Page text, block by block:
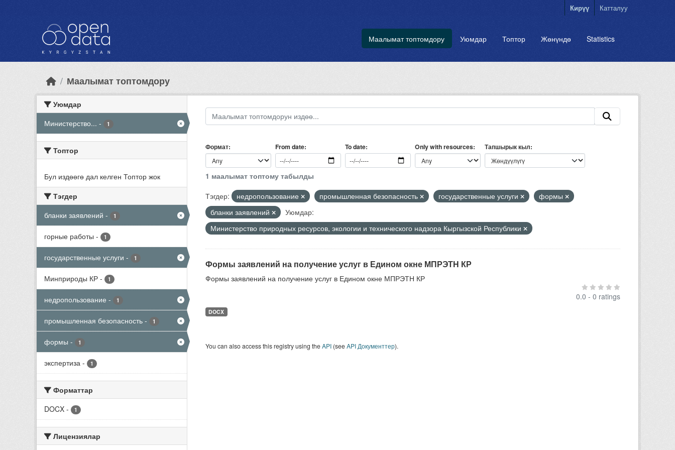
Кирүү Катталуу
Маалымат топтомдору Уюмдар Топтор Жөнүндө Statistics
Маалымат топтомдору
Уюмдар
Министерство... - 1
Топтор
Бул издөөгө дал келген Топтор жок
Тэгдер
бланки заявлений - 1
горные работы - 1
государственные услуги - 1
Минприроды КР - 1
недропользование - 1
промышленная безопасность - 1
формы - 1
экспертиза - 1
Форматтар
DOCX - 1
Лицензиялар
Формат From date To date Only with resources Тапшырык кыл
1 маалымат топтому табылды
Тэгдер:
недропользование промышленная безопасность государственные услуги
формы
бланки заявлений
Уюмдар:
Министерство природных ресурсов, экологии и технического надзора Кыргызской Республики
Формы заявлений на получение услуг в Едином окне МПРЭТН КР
Формы заявлений на получение услуг в Едином окне МПРЭТН КР
0.0 - 0 ratings
DOCX
You can also access this registry using theAPI(seeAPI Документтер).